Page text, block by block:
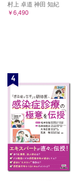
村上 卓道 神田 知紀
￥6,490
4